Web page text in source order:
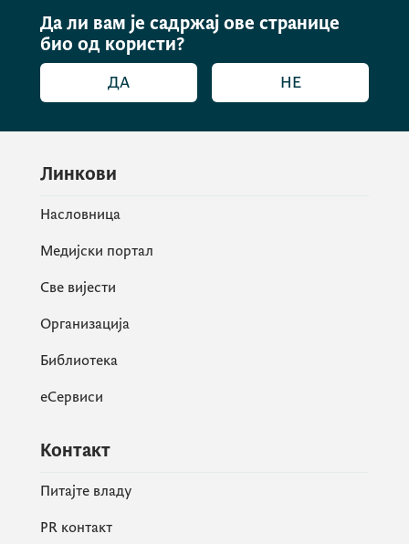
Да ли вам је садржај ове странице
био од користи?
ДА НЕ
Линкови
Насловница
Медијски портал
Све вијести
Организација
Библиотека
еСервиси
Контакт
Питајте владу
PR контакт